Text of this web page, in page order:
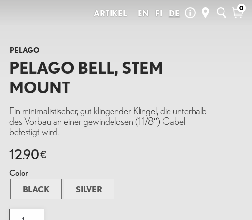
ARTIKEL EN FI DE
0
für den täglichen
die wir selbst fahren
Saisonale Produkte
Outlet
Geschenkkarten
PELAGO
PELAGO BELL, STEM
MOUNT
Ein minimalistischer, gut klingender Klingel, die unterhalb
des Vorbau an einer gewindelosen (1 1/8″) Gabel
befestigt wird.
12.90€
Color
BLACK
SILVER